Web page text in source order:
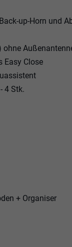
up-Horn und
Easy Close
4 Stk.
+ Organiser